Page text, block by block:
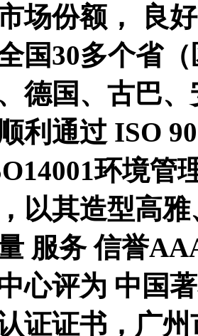
场份额， 良
国30多个省
德国、古巴
利通过 ISO
环境管
以其造型高
服务 信誉
心评为 中国
证证书，广